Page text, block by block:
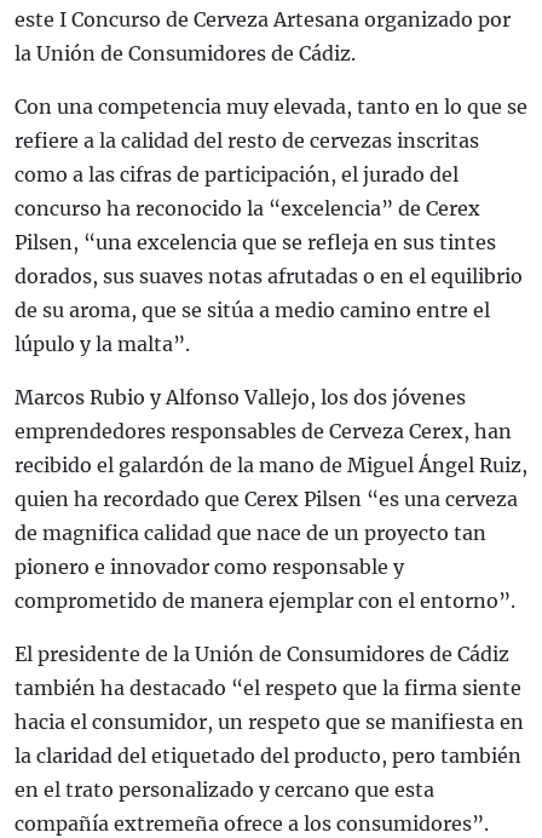
este I Concurso de Cerveza Artesana organizado por
la Unión de Consumidores de Cádiz.
Con una competencia muy elevada, tanto en lo que se
refiere a la calidad del resto de cervezas inscritas
como a las cifras de participación, el jurado del
concurso ha reconocido la “excelencia” de Cerex
Pilsen, “una excelencia que se refleja en sus tintes
dorados, sus suaves notas afrutadas o en el equilibrio
de su aroma, que se sitúa a medio camino entre el
lúpulo y la malta”.
Marcos Rubio y Alfonso Vallejo, los dos jóvenes
emprendedores responsables de Cerveza Cerex, han
recibido el galardón de la mano de Miguel Ángel Ruiz,
quien ha recordado que Cerex Pilsen “es una cerveza
de magnifica calidad que nace de un proyecto tan
pionero e innovador como responsable y
comprometido de manera ejemplar con el entorno”.
El presidente de la Unión de Consumidores de Cádiz
también ha destacado “el respeto que la firma siente
hacia el consumidor, un respeto que se manifiesta en
la claridad del etiquetado del producto, pero también
en el trato personalizado y cercano que esta
compañía extremeña ofrece a los consumidores”.